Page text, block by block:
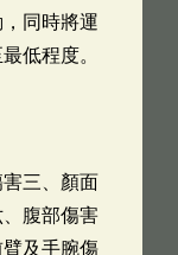
同時將運
低程度。
三、顏面
腹部傷害
及手腕傷